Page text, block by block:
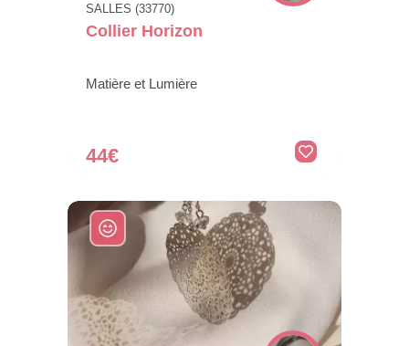
SALLES (33770)
Collier Horizon
Matière et Lumière
44€